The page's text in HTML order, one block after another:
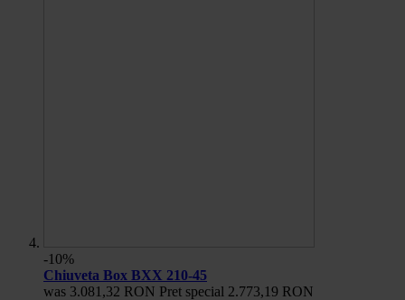
-10%
Chiuveta Box BXX 210-45
was 3.081,32 RON Pret special 2.773,19 RON